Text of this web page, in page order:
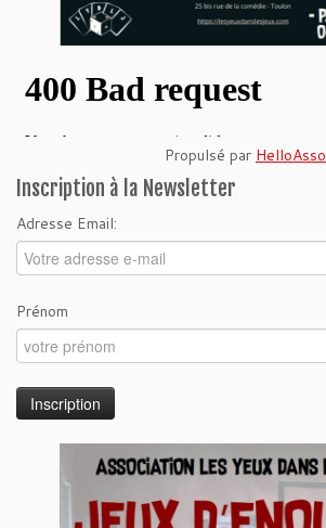
Propulsé par HelloAsso
Inscription à la Newsletter
Adresse Email:
Prénom